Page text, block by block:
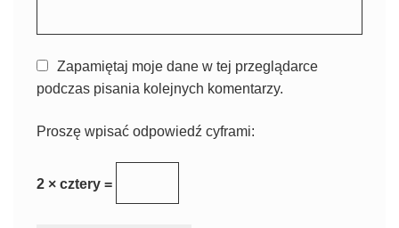
Zapamiętaj moje dane w tej przeglądarce
podczas pisania kolejnych komentarzy.
Proszę wpisać odpowiedź cyframi:
2 × cztery =